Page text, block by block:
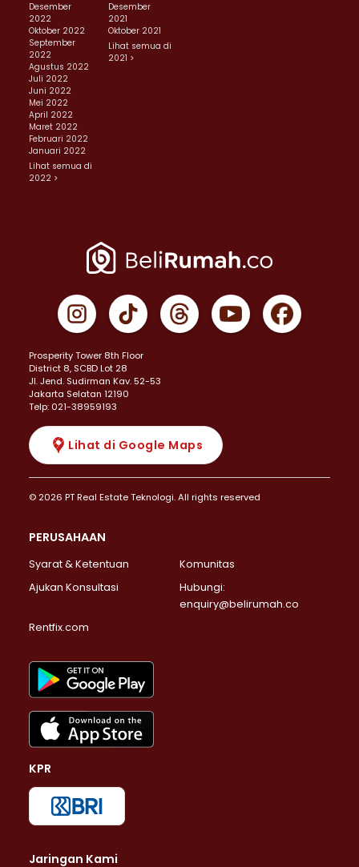
Desember
2022
Oktober 2022
September
2022
Agustus 2022
Juli 2022
Juni 2022
Mei 2022
April 2022
Maret 2022
Februari 2022
Januari 2022
Lihat semua di
2022 >
Desember
2021
Oktober 2021
Lihat semua di
2021 >
Prosperity Tower 8th Floor
District 8, SCBD Lot 28
JI. Jend. Sudirman Kav. 52-53
Jakarta Selatan 12190
Telp: 021-38959193
Lihat di Google Maps
© 2026 PT Real Estate Teknologi. All rights reserved
PERUSAHAAN
Syarat & Ketentuan
Komunitas
Ajukan Konsultasi
Hubungi:
enquiry@belirumah.co
Rentfix.com
KPR
Jaringan Kami